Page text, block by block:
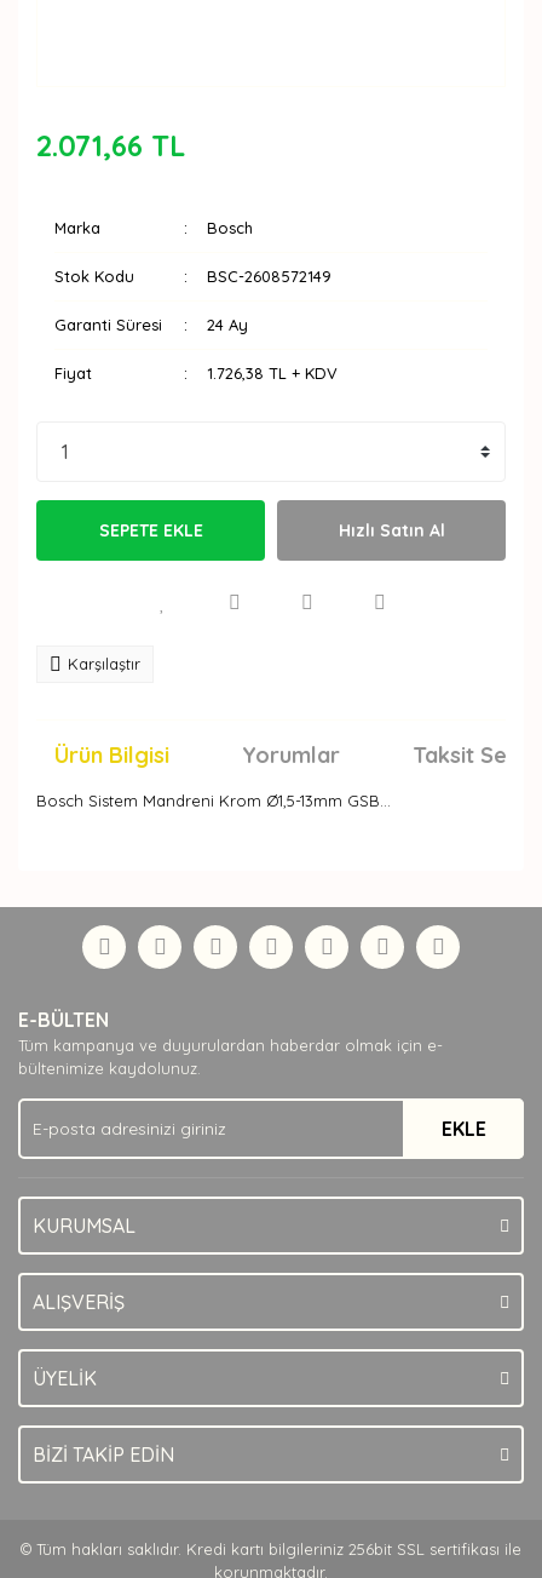
2.071,66 TL
Marka Bosch
Stok Kodu BSC-2608572149
Garanti Süresi 24 Ay
Fiyat 1.726,38 TL + KDV
SEPETE EKLE Hızlı Satın Al
Karşılaştır
Ürün Bilgisi Yorumlar Taksit
Bosch Sistem Mandreni Krom Ø1,5-13mm GSB…
Yorum Yaz
formunu kullanarak tarafımıza iletebilirsiniz.
Görüş ve önerileriniz için teşekkür ederiz.
Ürün açıklamasında eksik bilgiler bulunuyor.
Ürün bilgilerinde hatalar bulunuyor.
Ürün fiyatı diğer sitelerden daha pahalı.
Bu ürüne benzer farklı alternatifler olmalı.
E-BÜLTEN
Tüm kampanya ve duyurulardan haberdar olmak için e-
bültenimize kaydolunuz.
EKLE
KURUMSAL
ALIŞVERİŞ
ÜYELİK
BİZİ TAKİP EDİN
© Tüm hakları saklıdır. Kredi kartı bilgileriniz 256bit SSL sertifikası ile
korunmaktadır.